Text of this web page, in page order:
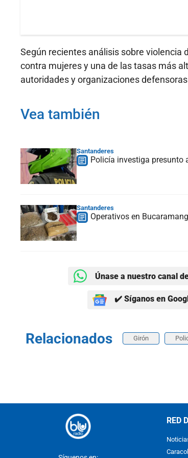
Según recientes análisis sobre
contra mujeres y una de las tasas más
autoridades y organizaciones
Vea también
Santanderes
Policía investiga presunto
Santanderes
Operativos en
Únase a nuestro canal
✔️ Síganos en
Relacionados Girón
RED